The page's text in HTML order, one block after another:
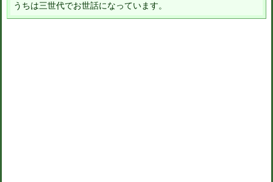
うちは三世代でお世話になっています。